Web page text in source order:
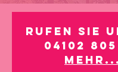
Rufen Sie
04102